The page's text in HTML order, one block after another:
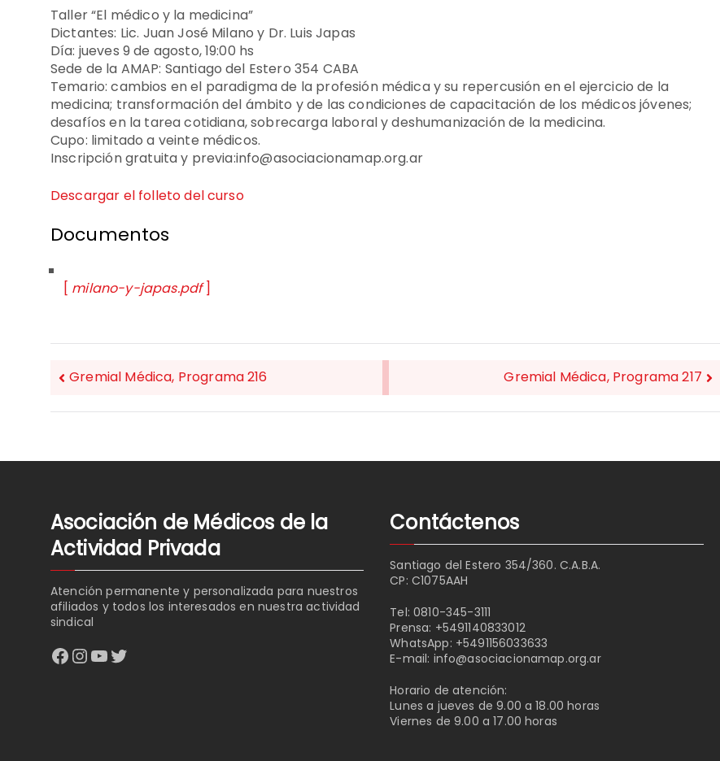
Taller “El médico y la medicina”
Dictantes: Lic. Juan José Milano y Dr. Luis Japas
Día: jueves 9 de agosto, 19:00 hs
Sede de la AMAP: Santiago del Estero 354 CABA
Temario: cambios en el paradigma de la profesión médica y su repercusión en el ejercicio de la
medicina; transformación del ámbito y de las condiciones de capacitación de los médicos jóvenes;
desafíos en la tarea cotidiana, sobrecarga laboral y deshumanización de la medicina.
Cupo: limitado a veinte médicos.
Inscripción gratuita y previa:info@asociacionamap.org.ar
Descargar el folleto del curso
Documentos
[ milano-y-japas.pdf]
Gremial Médica, Programa 216 Gremial Médica, Programa 217
Asociación de Médicos de la
Actividad Privada
Atención permanente y personalizada para nuestros
afiliados y todos los interesados en nuestra actividad
sindical
Facebook
Instagram
YouTube
Twitter
Contáctenos
Santiago del Estero 354/360. C.A.B.A.
CP: C1075AAH
Tel:0810-345-3111
Prensa: +5491140833012
WhatsApp: +5491156033633
E-mail: info@asociacionamap.org.ar
Horario de atención:
Lunes a jueves de 9.00 a 18.00 horas
Viernes de 9.00 a 17.00 horas